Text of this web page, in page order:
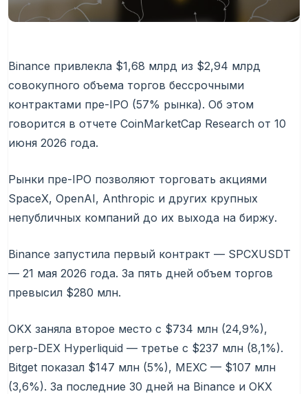
Binance привлекла $1,68 млрд из $2,94 млрд
совокупного объема торгов бессрочными
контрактами пре-IPO (57% рынка). Об этом
говорится в отчете CoinMarketCap Research от 10
июня 2026 года.
Рынки пре-IPO позволяют торговать акциями
SpaceX, OpenAI, Anthropic и других крупных
непубличных компаний до их выхода на биржу.
Binance запустила первый контракт — SPCXUSDT
— 21 мая 2026 года. За пять дней объем торгов
превысил $280 млн.
OKX заняла второе место с $734 млн (24,9%),
perp-DEX Hyperliquid — третье с $237 млн (8,1%).
Bitget показал $147 млн (5%), MEXC — $107 млн
(3,6%). За последние 30 дней на Binance и OKX